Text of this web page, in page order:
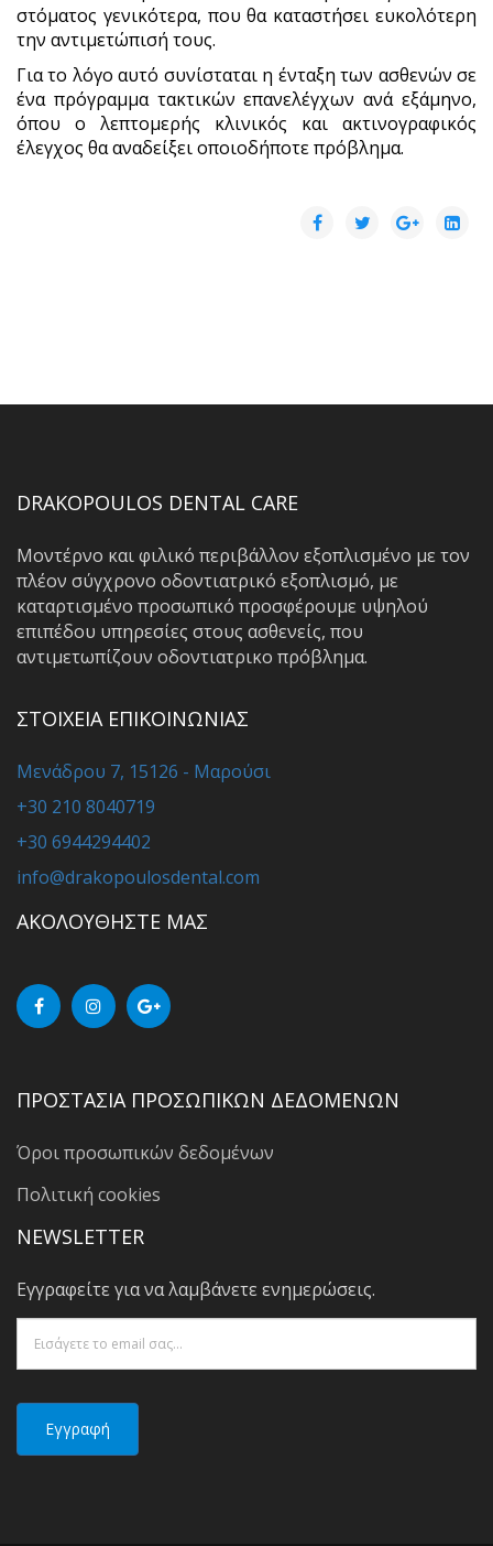
στόματος γενικότερα, που θα καταστήσει ευκολότερη
την αντιμετώπισή τους.
Για το λόγο αυτό συνίσταται η ένταξη των ασθενών σε
ένα πρόγραμμα τακτικών επανελέγχων ανά εξάμηνο,
όπου ο λεπτομερής κλινικός και ακτινογραφικός
έλεγχος θα αναδείξει οποιοδήποτε πρόβλημα.
DRAKOPOULOS DENTAL CARE
Μοντέρνο και φιλικό περιβάλλον εξοπλισμένο με τον
πλέον σύγχρονο οδοντιατρικό εξοπλισμό, με
καταρτισμένο προσωπικό προσφέρουμε υψηλού
επιπέδου υπηρεσίες στους ασθενείς, που
αντιμετωπίζουν οδοντιατρικο πρόβλημα.
ΣΤΟΙΧΕΙΑ ΕΠΙΚΟΙΝΩΝΙΑΣ
Μενάδρου 7, 15126 - Μαρούσι
+30 210 8040719
+30 6944294402
info@drakopoulosdental.com
ΑΚΟΛΟΥΘΗΣΤΕ ΜΑΣ
ΠΡΟΣΤΑΣΙΑ ΠΡΟΣΩΠΙΚΩΝ ΔΕΔΟΜΕΝΩΝ
Όροι προσωπικών δεδομένων
Πολιτική cookies
NEWSLETTER
Εγγραφείτε για να λαμβάνετε ενημερώσεις.